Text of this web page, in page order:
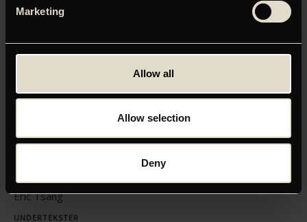
Marketing
Allow all
Allow selection
Deny
ORIGINAL TITEL
Array
01:40
Andy Lau, Tony Leung Chiu Wai, Anthony Wong Chau-Sang,
Eric Tsang
UNDERTEKSTER